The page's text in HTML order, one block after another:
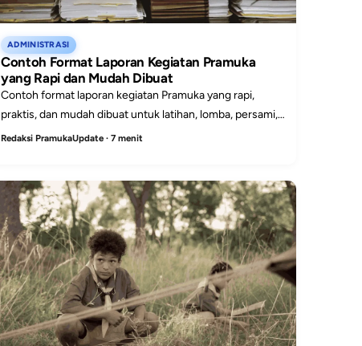
ADMINISTRASI
Contoh Format Laporan Kegiatan Pramuka
yang Rapi dan Mudah Dibuat
Contoh format laporan kegiatan Pramuka yang rapi,
praktis, dan mudah dibuat untuk latihan, lomba, persami,
bakti sosial, atau kegiatan gugus depan.
Redaksi PramukaUpdate · 7 menit